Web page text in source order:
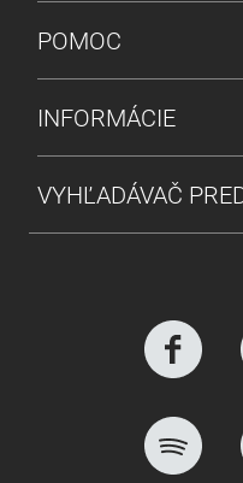
POMOC
INFORMÁCIE
VYHĽADÁVAČ